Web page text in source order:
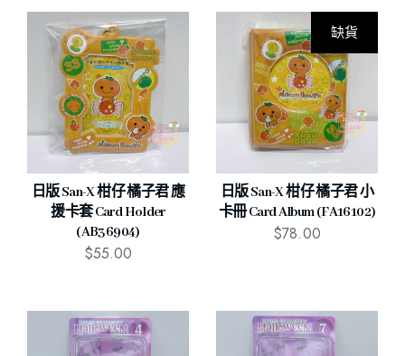
日版 San-X 柑仔 橘子君 應
援卡套 Card Holder
(AB36904)
$55.00
缺貨
日版 San-X 柑仔 橘子君 小
卡冊 Card Album (FA16102)
$78.00